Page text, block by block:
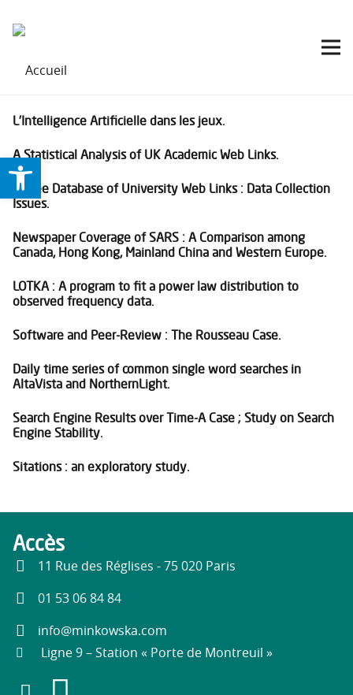
L’Intelligence Artificielle dans les jeux.
A Statistical Analysis of UK Academic Web Links.
A Free Database of University Web Links : Data Collection
Issues.
Newspaper Coverage of SARS : A Comparison among
Canada, Hong Kong, Mainland China and Western Europe.
LOTKA : A program to fit a power law distribution to
observed frequency data.
Software and Peer-Review : The Rousseau Case.
Daily time series of common single word searches in
AltaVista and NorthernLight.
Search Engine Results over Time-A Case ; Study on Search
Engine Stability.
Sitations : an exploratory study.
Accès
11 Rue des Réglises - 75 020 Paris
01 53 06 84 84
info@minkowska.com
Ligne 9 – Station « Porte de Montreuil »
Ouvrir la barre d’outils